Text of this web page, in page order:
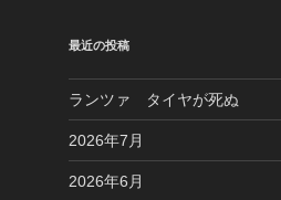
最近の投稿
ランツァ タイヤが死ぬ
2026年7月
2026年6月